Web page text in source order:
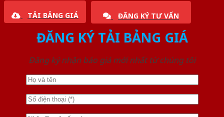
TẢI BẢNG GIÁ ĐĂNG KÝ TƯ VẤN
ĐĂNG KÝ TẢI BẢNG GIÁ
Đăng ký nhận báo giá mới nhất từ chúng tôi